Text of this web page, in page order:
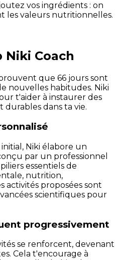
vos ingrédients : on
les valeurs nutritionnelles.
Niki Coach
que 66 jours sont
nouvelles habitudes. Niki
t'aider à instaurer des
dans ta vie.
Niki élabore un
par un professionnel
essentiels de
nutrition,
activités proposées sont
scientifiques pour
progressivement
se renforcent, devenant
Cela t'encourage à